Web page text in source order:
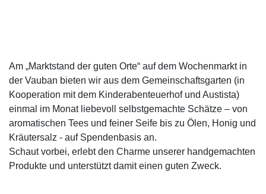
Am „Marktstand der guten Orte“ auf dem Wochenmarkt in
der Vauban bieten wir aus dem Gemeinschaftsgarten (in
Kooperation mit dem Kinderabenteuerhof und Austista)
einmal im Monat liebevoll selbstgemachte Schätze – von
aromatischen Tees und feiner Seife bis zu Ölen, Honig und
Kräutersalz - auf Spendenbasis an.
Schaut vorbei, erlebt den Charme unserer handgemachten
Produkte und unterstützt damit einen guten Zweck.